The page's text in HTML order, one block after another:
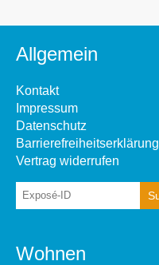
Allgemein
Kontakt
Impressum
Datenschutz
Barrierefreiheitserklärung
Vertrag widerrufen
Wohnen